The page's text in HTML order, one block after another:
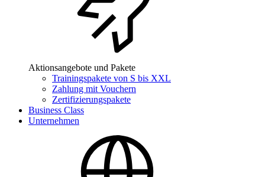
Aktionsangebote und Pakete
Trainingspakete von S bis XXL
Zahlung mit Vouchern
Zertifizierungspakete
Business Class
Unternehmen